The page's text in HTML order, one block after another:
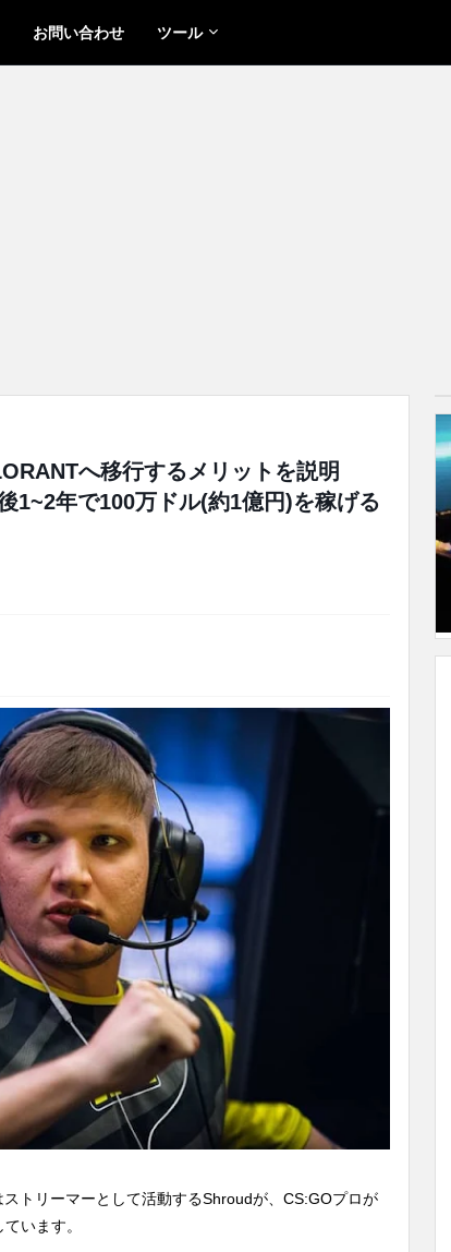
お問い合わせ ツール
へ移行するメリットを説明
1~2年で100万ドル(約1億円)を稼げる
トリーマーとして活動するShroudが、CS:GOプロが
います。